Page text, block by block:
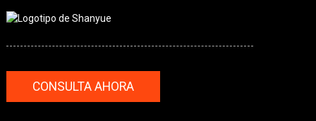
CONSULTA AHORA